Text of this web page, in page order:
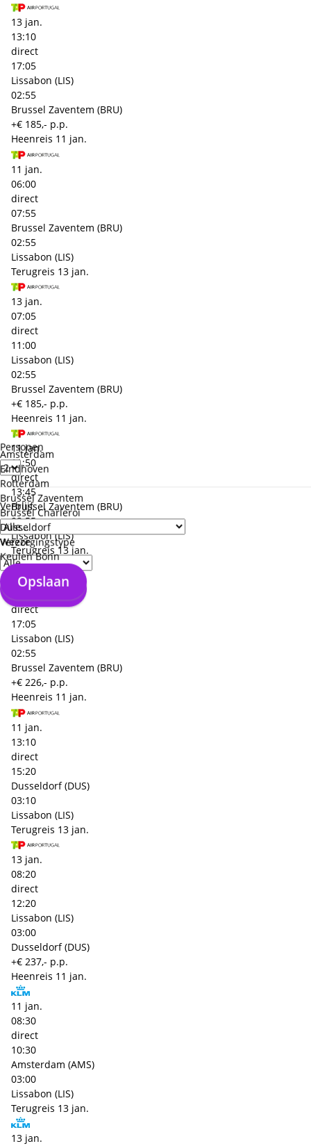
Personen
Verblijf
Verzorgingstype
Opslaan
Amsterdam
Eindhoven
Rotterdam
Brussel Zaventem
Brussel Charleroi
Düsseldorf
Weeze
Keulen Bonn
Opslaan
13 jan.
13:10
direct
17:05
Lissabon (LIS)
02:55
Brussel Zaventem (BRU)
+€ 185,- p.p.
Heenreis 11 jan.
11 jan.
06:00
direct
07:55
Brussel Zaventem (BRU)
02:55
Lissabon (LIS)
Terugreis 13 jan.
13 jan.
07:05
direct
11:00
Lissabon (LIS)
02:55
Brussel Zaventem (BRU)
+€ 185,- p.p.
Heenreis 11 jan.
11 jan.
11:50
direct
13:45
Brussel Zaventem (BRU)
02:55
Lissabon (LIS)
Terugreis 13 jan.
13 jan.
direct
17:05
Lissabon (LIS)
02:55
Brussel Zaventem (BRU)
+€ 226,- p.p.
Heenreis 11 jan.
11 jan.
13:10
direct
15:20
Dusseldorf (DUS)
03:10
Lissabon (LIS)
Terugreis 13 jan.
13 jan.
08:20
direct
12:20
Lissabon (LIS)
03:00
Dusseldorf (DUS)
+€ 237,- p.p.
Heenreis 11 jan.
11 jan.
08:30
direct
10:30
Amsterdam (AMS)
03:00
Lissabon (LIS)
Terugreis 13 jan.
13 jan.